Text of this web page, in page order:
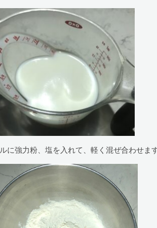
に強力粉、塩を入れて、軽く混ぜ合わせま